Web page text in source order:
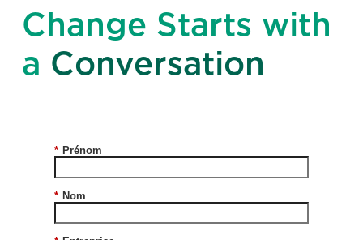
Change Starts with
a Conversation
* Prénom
* Nom